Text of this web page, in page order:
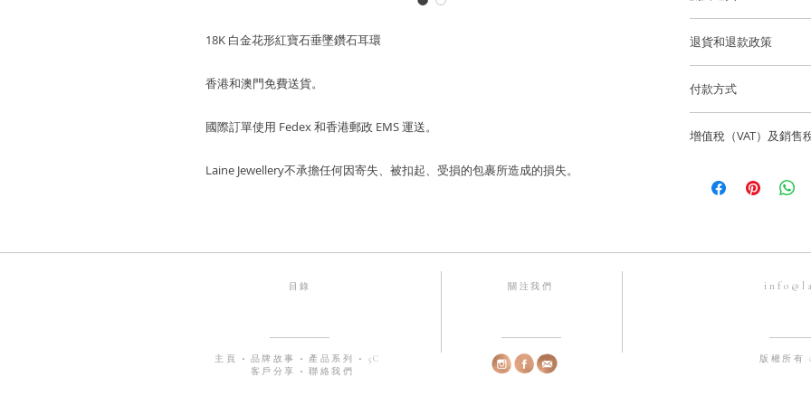
18K 白金花形紅寶石垂墜鑽石耳環
香港和澳門免費送貨。
國際訂單使用 Fedex 和香港郵政 EMS 運送。
Laine Jewellery不承擔任何因寄失、被扣起、受損的包裹所造成的損失。
度的優質鑽石)
長度: ~2.4cm
國際訂單使用 Fedex
澤和最佳的狀態。
逢星期五可預約到位
貨。
所造成的損失。
退貨和退款政策
如果您訂購的商品有
聯繫，電話為852-
付款方式
有主要信用卡。
歡迎顧客店內取貨
香港微信支付。
Laine Limited
戶口號碼：582-
增值稅（VAT）及銷售
一切入口稅、關稅及
目錄
主頁 • 品牌故事 • 產品系列 •
5C
客戶分享 • 聯絡我們
關注我們
版權所有